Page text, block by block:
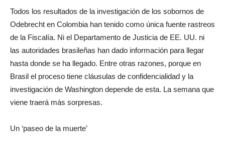
Todos los resultados de la investigación de los sobornos de
Odebrecht en Colombia han tenido como única fuente rastreos
de la Fiscalía. Ni el Departamento de Justicia de EE. UU. ni
las autoridades brasileñas han dado información para llegar
hasta donde se ha llegado. Entre otras razones, porque en
Brasil el proceso tiene cláusulas de confidencialidad y la
investigación de Washington depende de esta. La semana que
viene traerá más sorpresas.
Un ‘paseo de la muerte’